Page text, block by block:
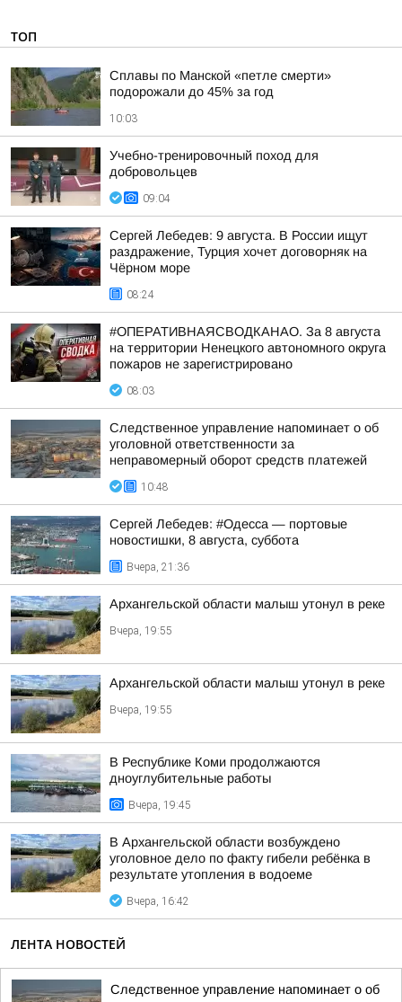
ТОП
Сплавы по Манской «петле смерти»
подорожали до 45% за год
10:03
Учебно-тренировочный поход для
добровольцев
09:04
Сергей Лебедев: 9 августа. В России ищут
раздражение, Турция хочет договорняк на
Чёрном море
08:24
#ОПЕРАТИВНАЯСВОДКАНАО. За 8 августа
на территории Ненецкого автономного округа
пожаров не зарегистрировано
08:03
Следственное управление напоминает о об
уголовной ответственности за
неправомерный оборот средств платежей
10:48
Сергей Лебедев: #Одесса — портовые
новостишки, 8 августа, суббота
Вчера, 21:36
Архангельской области малыш утонул в реке
Вчера, 19:55
Архангельской области малыш утонул в реке
Вчера, 19:55
В Республике Коми продолжаются
дноуглубительные работы
Вчера, 19:45
В Архангельской области возбуждено
уголовное дело по факту гибели ребёнка в
результате утопления в водоеме
Вчера, 16:42
ЛЕНТА НОВОСТЕЙ
Следственное управление напоминает о об